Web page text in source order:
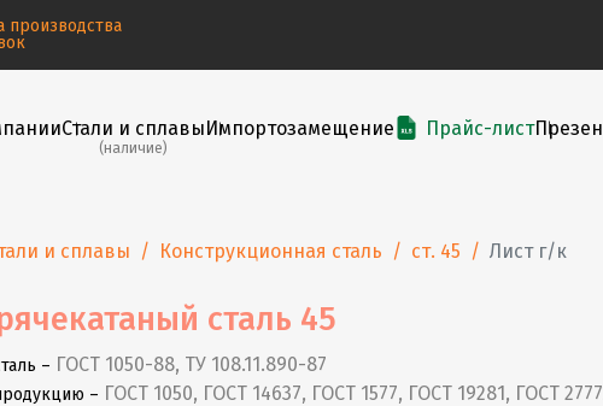
производства
Стали и сплавы
(наличие)
Импортозамещение Прайс-лист
и сплавы Конструкционная сталь ст. 45 Лист г/к
сталь 45
– ГОСТ 1050-88, ТУ 108.11.890-87
– ГОСТ 1050, ГОСТ 14637, ГОСТ 1577, ГОСТ 19281, ГОСТ